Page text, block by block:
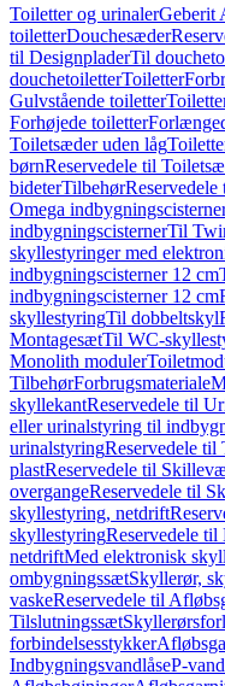
Toiletter og urinalerGeberit
toiletterDouchesæder
til DesignpladerTil
douchetoiletterToiletter
Gulvstående toiletter
Forhøjede toiletter
Toiletsæder uden låg
børnReservedele til
bideterTilbehør
Omega
indbygningscisternerTil
skyllestyringer med
indbygningscisterner 12 cm
indbygningscisterner 12 cm
skyllestyringTil dobbeltskyl
MontagesætTil WC-
Monolith moduler
TilbehørForbrugsmateriale
skyllekantReservedele til
eller urinalstyring til
urinalstyringReservedele til
plastReservedele til
overgangeReservedele til
skyllestyring, netdrift
skyllestyringReservedele
netdriftMed elektronisk
ombygningssætSkyllerør,
vaskeReservedele til
Tilslutningssæt
forbindelsesstykker
IndbygningsvandlåseP-